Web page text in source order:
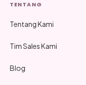
TENTANG
Tentang Kami
Tim Sales Kami
Blog